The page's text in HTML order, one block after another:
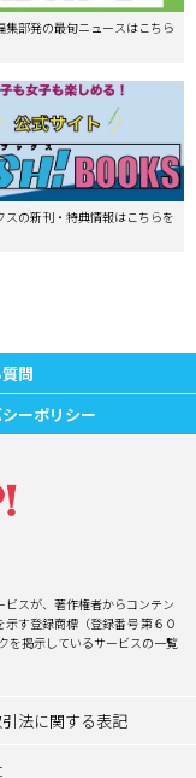
集部発の最旬ニュースはこちら
スの新刊・特典情報はこちらを
問
ーポリシー
スが、著作権者からコンテン
す登録商標（登録番号 第６０
を掲示しているサービスの一覧
法に関する表記